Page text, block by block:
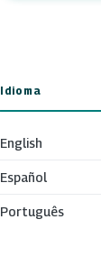
Idioma
English
Español
Português